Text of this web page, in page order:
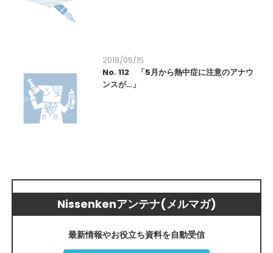
2018/05/15
No. 112 「5月から熱中症に注意のアナウ
ンスが…」
Nissenkenアンテナ(メルマガ)
最新情報やお役立ち資料を自動受信